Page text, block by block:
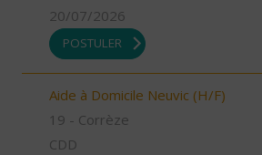
20/07/2026
POSTULER
Aide à Domicile Neuvic (H/F)
19 - Corrèze
CDD